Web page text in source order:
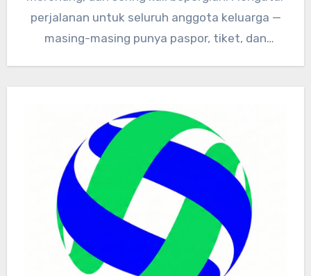
perjalanan untuk seluruh anggota keluarga —
masing-masing punya paspor, tiket, dan